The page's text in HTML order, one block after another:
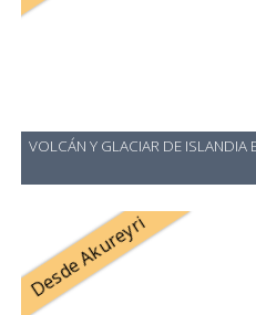
VOLCÁN Y GLACIAR DE ISLANDIA
Desde Akureyri